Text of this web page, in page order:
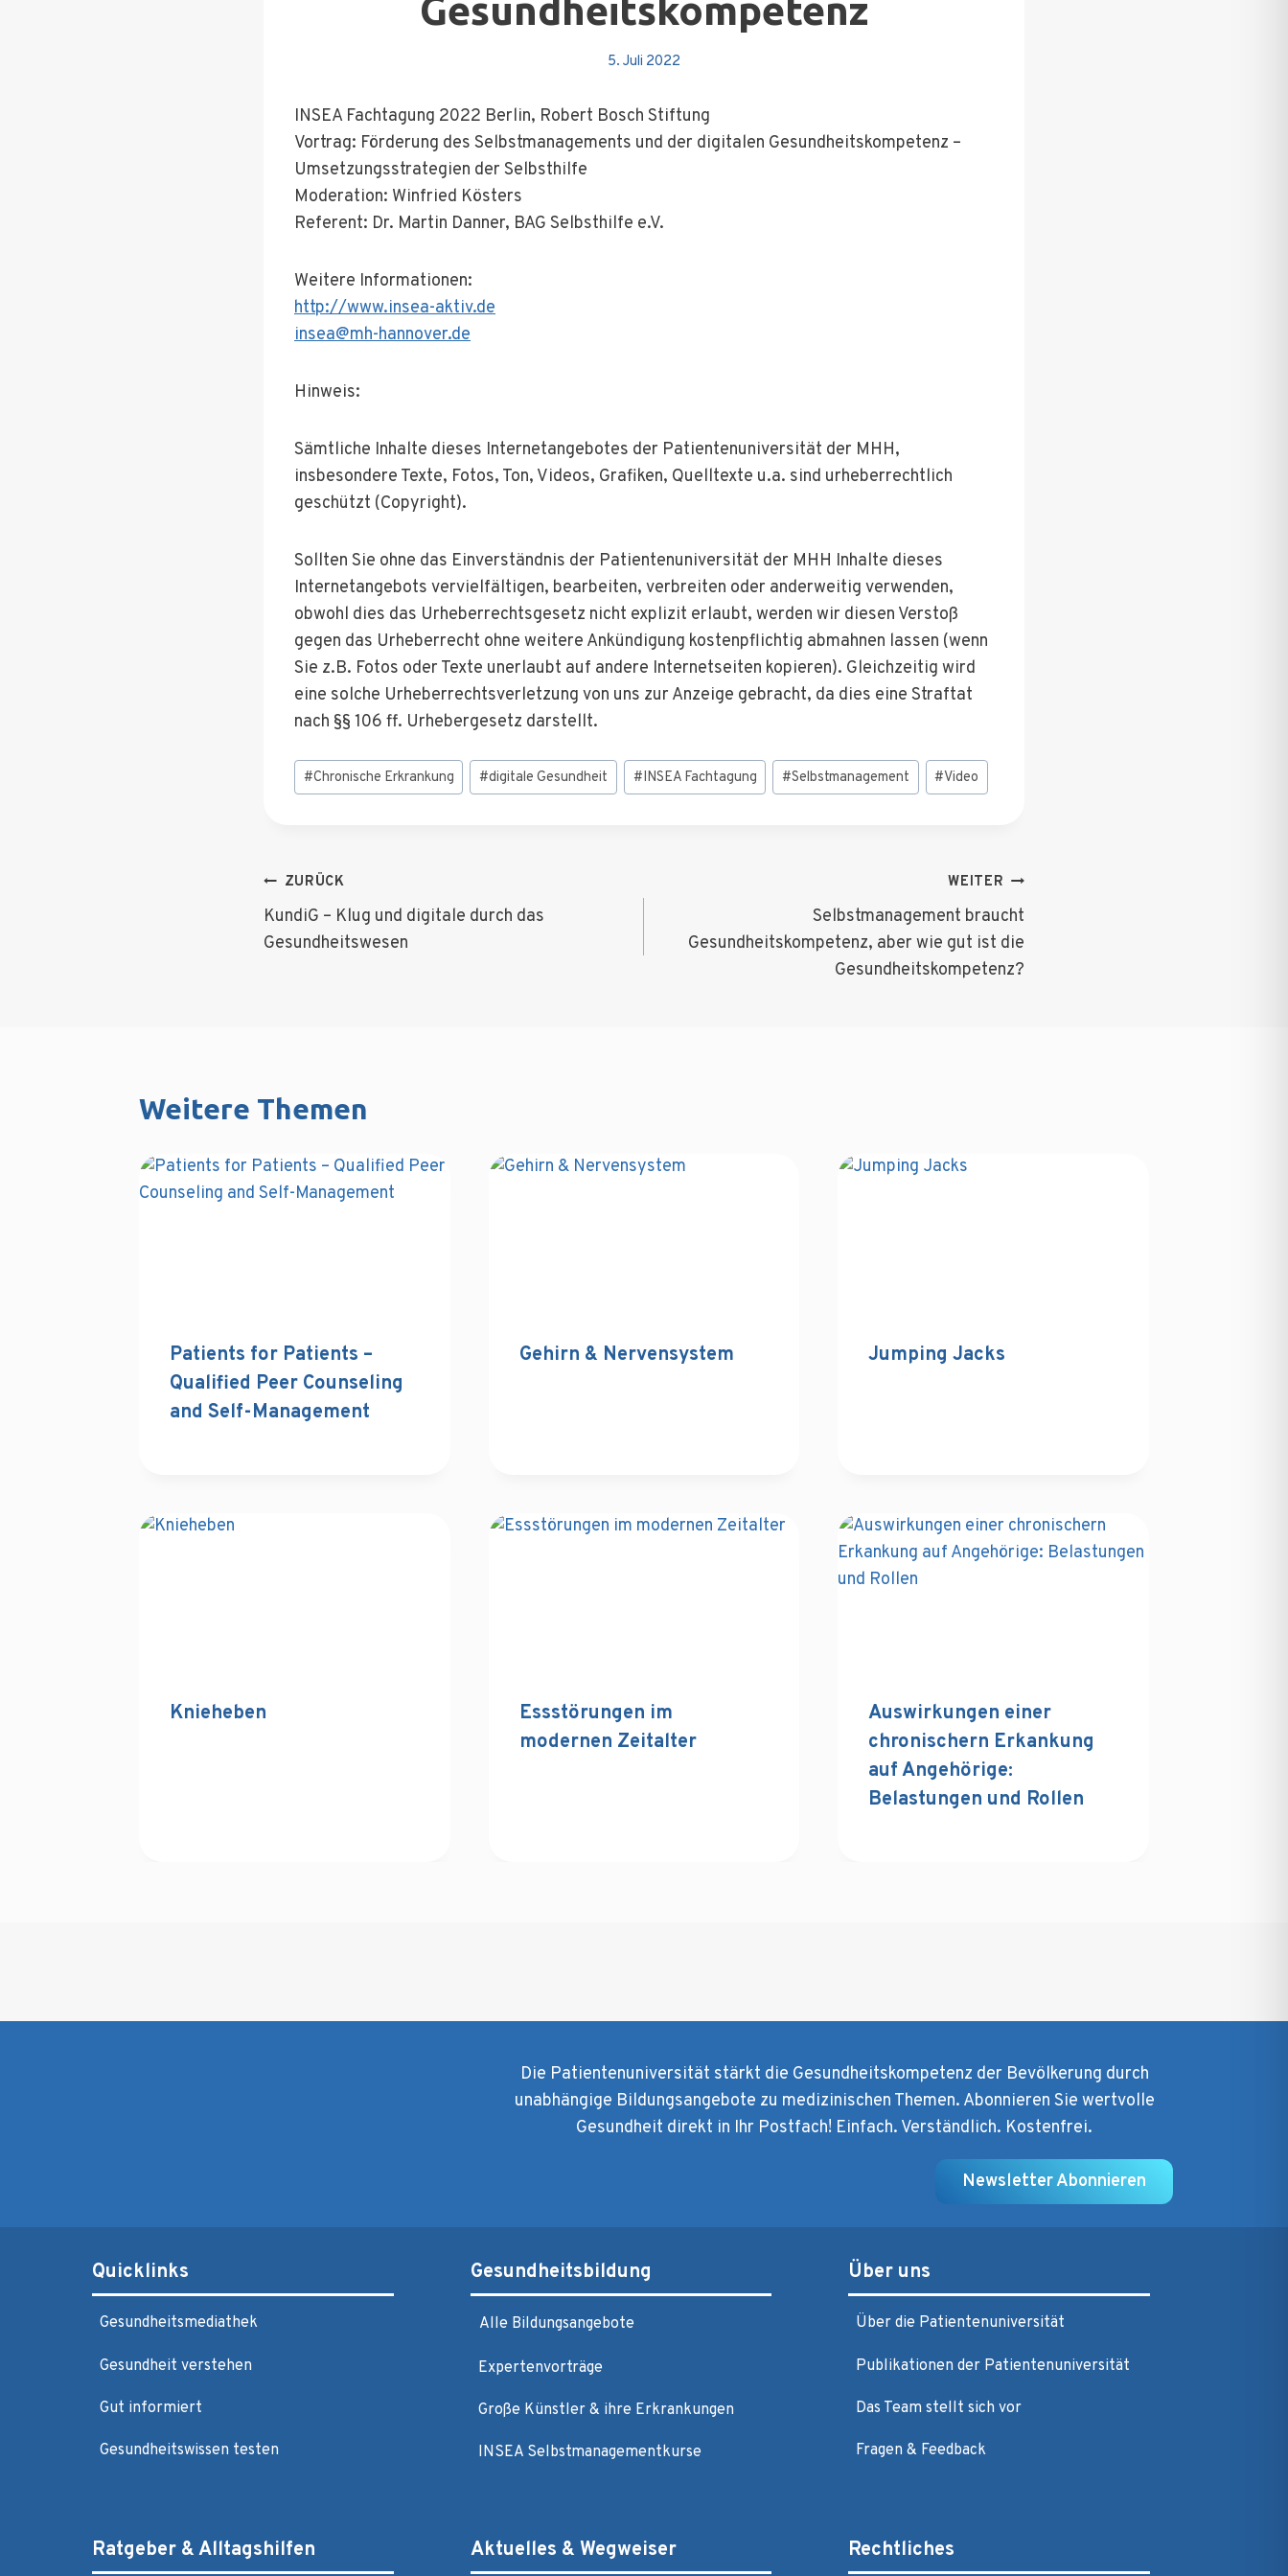
Gesundheitskompetenz
5. Juli 2022
INSEA Fachtagung 2022 Berlin, Robert Bosch Stiftung
Vortrag: Förderung des Selbstmanagements und der digitalen Gesundheitskompetenz –
Umsetzungsstrategien der Selbsthilfe
Moderation: Winfried Kösters
Referent: Dr. Martin Danner, BAG Selbsthilfe e.V.
Weitere Informationen:
http://www.insea-aktiv.de
insea@mh-hannover.de
Hinweis:
Sämtliche Inhalte dieses Internetangebotes der Patientenuniversität der MHH,
insbesondere Texte, Fotos, Ton, Videos, Grafiken, Quelltexte u.a. sind urheberrechtlich
geschützt (Copyright).
Sollten Sie ohne das Einverständnis der Patientenuniversität der MHH Inhalte dieses
Internetangebots vervielfältigen, bearbeiten, verbreiten oder anderweitig verwenden,
obwohl dies das Urheberrechtsgesetz nicht explizit erlaubt, werden wir diesen Verstoß
gegen das Urheberrecht ohne weitere Ankündigung kostenpflichtig abmahnen lassen (wenn
Sie z.B. Fotos oder Texte unerlaubt auf andere Internetseiten kopieren). Gleichzeitig wird
eine solche Urheberrechtsverletzung von uns zur Anzeige gebracht, da dies eine Straftat
nach §§ 106 ff. Urhebergesetz darstellt.
Schlagworte:
#Chronische Erkrankung #digitale Gesundheit #INSEA Fachtagung #Selbstmanagement #Video
Beitragsnavigation
ZURÜCK
KundiG – Klug und digitale durch das
Gesundheitswesen
WEITER
Selbstmanagement braucht
Gesundheitskompetenz, aber wie gut ist die
Gesundheitskompetenz?
Weitere Themen
Patients for Patients –
Qualified Peer Counseling
and Self-Management
Gehirn & Nervensystem Jumping Jacks
Knieheben
Essstörungen im
modernen Zeitalter
Auswirkungen einer
chronischern Erkankung
auf Angehörige:
Belastungen und Rollen
Die Patientenuniversität stärkt die Gesundheitskompetenz der Bevölkerung durch
unabhängige Bildungsangebote zu medizinischen Themen. Abonnieren Sie wertvolle
Gesundheit direkt in Ihr Postfach! Einfach. Verständlich. Kostenfrei.
Newsletter Abonnieren
Quicklinks
Gesundheitsmediathek
Gesundheit verstehen
Gut informiert
Gesundheitswissen testen
Gesundheitsbildung
Alle Bildungsangebote
Expertenvorträge
Große Künstler & ihre Erkrankungen
INSEA Selbstmanagementkurse
Über uns
Über die Patientenuniversität
Publikationen der Patientenuniversität
Das Team stellt sich vor
Fragen & Feedback
Ratgeber & Alltagshilfen Aktuelles & Wegweiser Rechtliches